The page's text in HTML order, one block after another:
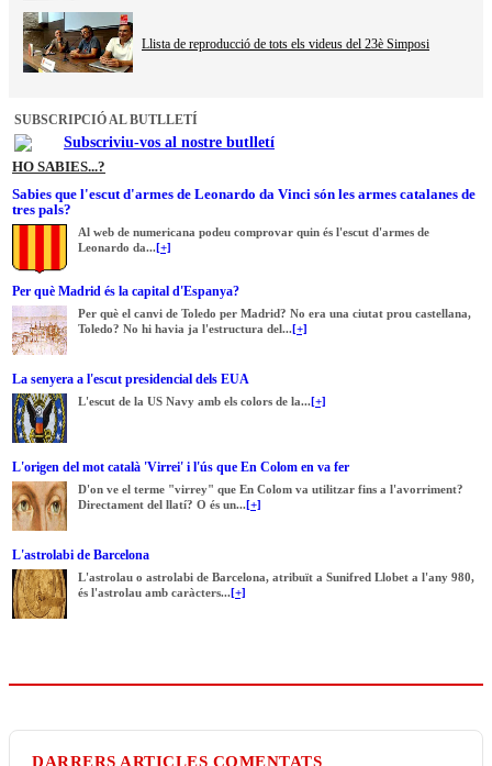
Llista de reproducció de tots els videus del 23è Simposi
SUBSCRIPCIÓ AL BUTLLETÍ
Subscriviu-vos al nostre butlletí
HO SABIES...?
Sabies que l'escut d'armes de Leonardo da Vinci són les armes catalanes de
tres pals?
Al web de numericana podeu comprovar quin és l'escut d'armes de
Leonardo da...[+]
Per què Madrid és la capital d'Espanya?
Per què el canvi de Toledo per Madrid? No era una ciutat prou castellana,
Toledo? No hi havia ja l'estructura del...[+]
La senyera a l'escut presidencial dels EUA
L'escut de la US Navy amb els colors de la...[+]
L'origen del mot català 'Virrei' i l'ús que En Colom en va fer
D'on ve el terme "virrey" que En Colom va utilitzar fins a l'avorriment?
Directament del llatí? O és un...[+]
L'astrolabi de Barcelona
L'astrolau o astrolabi de Barcelona, atribuït a Sunifred Llobet a l'any 980,
és l'astrolau amb caràcters...[+]
DARRERS ARTICLES COMENTATS